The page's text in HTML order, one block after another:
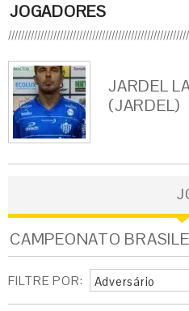
JOGADORES
JARDEL
(JARDEL)
CAMPEONATO
FILTRE POR: Adversário